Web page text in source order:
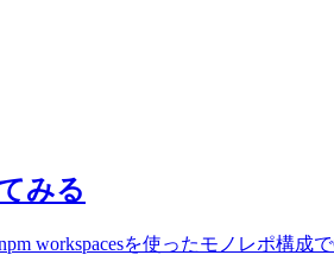
みる
workspacesを使ったモノレポ構成